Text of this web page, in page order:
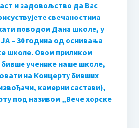
образовање
ОМШ
и задовољство да Вас
свечаностима
поводом Дана школе, у
– 30 година од оснивања
школе. Овом приликом
ученике наше школе,
на Концерту бивших
камерни састави),
под називом „Вече хорске